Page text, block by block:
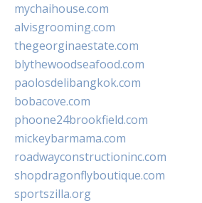
mychaihouse.com
alvisgrooming.com
thegeorginaestate.com
blythewoodseafood.com
paolosdelibangkok.com
bobacove.com
phoone24brookfield.com
mickeybarmama.com
roadwayconstructioninc.com
shopdragonflyboutique.com
sportszilla.org